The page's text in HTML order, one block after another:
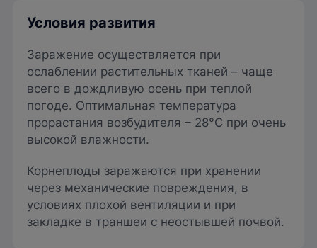
Условия развития
Заражение осуществляется при
ослаблении растительных тканей – чаще
всего в дождливую осень при теплой
погоде. Оптимальная температура
прорастания возбудителя – 28°C при очень
высокой влажности.
Корнеплоды заражаются при хранении
через механические повреждения, в
условиях плохой вентиляции и при
закладке в траншеи с неостывшей почвой.